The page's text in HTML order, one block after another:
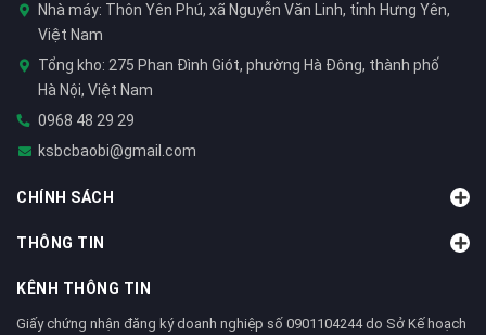
Nhà máy: Thôn Yên Phú, xã Nguyễn Văn Linh, tỉnh Hưng Yên,
Việt Nam
Tổng kho: 275 Phan Đình Giót, phường Hà Đông, thành phố
Hà Nội, Việt Nam
0968 48 29 29
ksbcbaobi@gmail.com
CHÍNH SÁCH
THÔNG TIN
KÊNH THÔNG TIN
Giấy chứng nhận đăng ký doanh nghiệp số 0901104244 do Sở Kế hoạch